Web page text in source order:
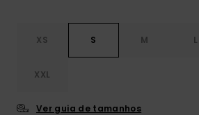
XS S M L
XXL
Ver guia de tamanhos